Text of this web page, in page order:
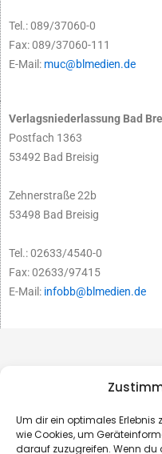
Um dir ein optimales Erlebnis
wie Cookies, um
darauf zuzugreifen. Wenn
Tel.: 089/37060-0
Fax: 089/37060-111
E-Mail: muc@blmedien.de
Verlagsniederlassung Bad
Postfach 1363
53492 Bad Breisig
Zehnerstraße 22b
53498 Bad Breisig
Tel.: 02633/4540-0
Fax: 02633/97415
E-Mail: infobb@blmedien.de